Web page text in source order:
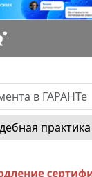
практика